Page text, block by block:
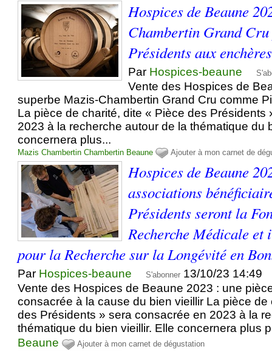
Hospices de Beaune
Chambertin Grand
Présidents aux enchères
Par Hospices-beaune
Vente des Hospices de
superbe Mazis-Chambertin Grand Cru comme
La pièce de charité, dite « Pièce des Présidents
2023 à la recherche autour de la thématique du
concernera plus...
Mazis Chambertin Chambertin Beaune Ajouter à mon carnet de
Hospices de Beaune
associations
Présidents seront la
Recherche Médicale
pour la Recherche sur la Longévité en
Par Hospices-beaune S'abonner 13/10/23 14:49
Vente des Hospices de Beaune 2023 : une
consacrée à la cause du bien vieillir La pièce de
des Présidents » sera consacrée en 2023 à la
thématique du bien vieillir. Elle concernera plus
Beaune
Ajouter à mon carnet de dégustation